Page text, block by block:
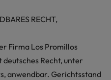
RECHT,
Firma Los Promillos
Recht, unter
anwendbar. Gerichtsstand